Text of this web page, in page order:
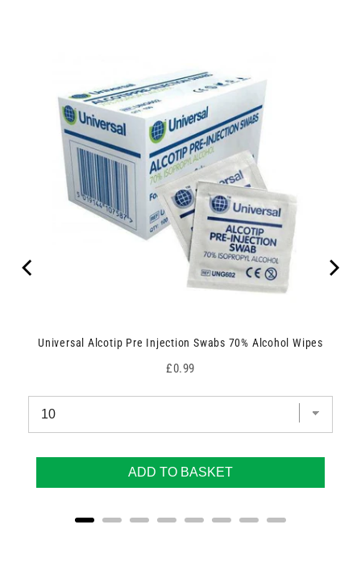
Universal Alcotip Pre Injection Swabs 70% Alcohol Wipes
Price
£0.99
ADD TO BASKET